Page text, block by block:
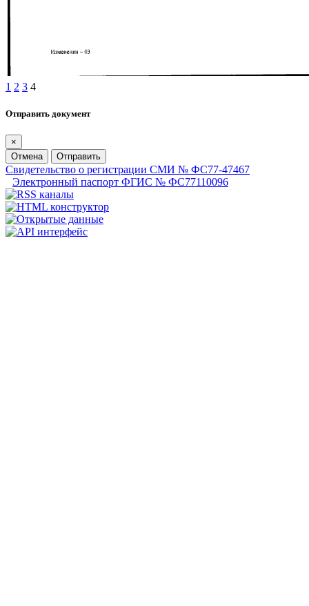
1 2 3 4
Отправить документ
×
Отмена
Отправить
Свидетельство о регистрации СМИ № ФС77-47467
Электронный паспорт ФГИС № ФС77110096